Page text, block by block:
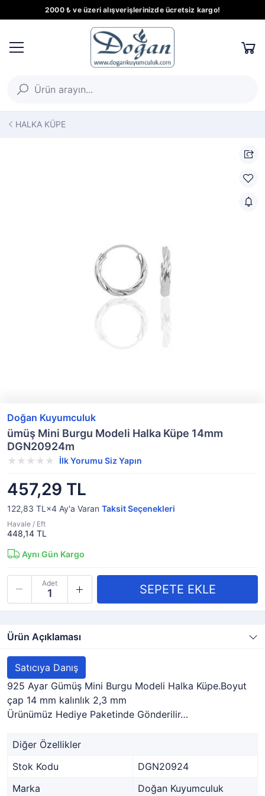
2000 ₺ ve üzeri alışverişlerinizde ücretsiz kargo!
HALKA KÜPE
Doğan Kuyumculuk
ümüş Mini Burgu Modeli Halka Küpe 14mm
DGN20924m
İlk Yorumu Siz Yapın
457,29 TL
122,83 TL×4 Ay'a Varan Taksit Seçenekleri
Havale / Eft
448,14 TL
Aynı Gün Kargo
Adet
Ürün Açıklaması
Satıcıya Danış
925 Ayar Gümüş Mini Burgu Modeli Halka Küpe.Boyut
çap 14 mm kalınlık 2,3 mm
Ürünümüz Hediye Paketinde Gönderilir…
Diğer Özellikler
Stok Kodu
DGN20924
Marka
Doğan Kuyumculuk